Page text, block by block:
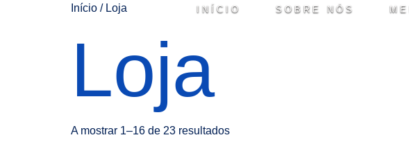
INÍCIO SOBRE NÓS
Início / Loja
Loja
A mostrar 1–16 de 23 resultados